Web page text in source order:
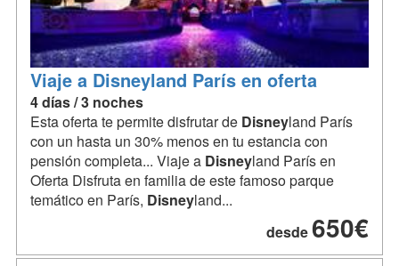
Viaje a Disneyland París en oferta
4 días / 3 noches
Esta oferta te permite disfrutar de Disneyland París
con un hasta un 30% menos en tu estancia con
pensión completa... Viaje a Disneyland París en
Oferta Disfruta en familia de este famoso parque
temático en París, Disneyland...
desde 650€